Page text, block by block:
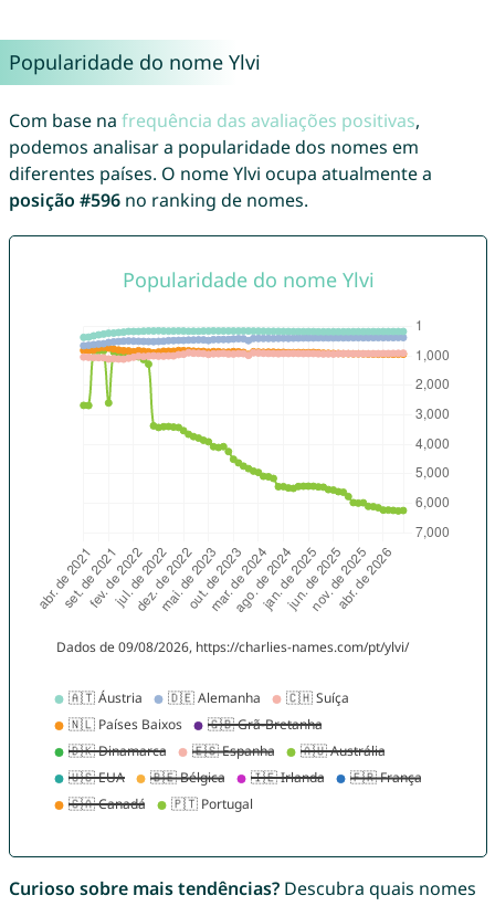
Popularidade do nome Ylvi
Com base na frequência das avaliações positivas,
podemos analisar a popularidade dos nomes em
diferentes países. O nome Ylvi ocupa atualmente a
posição #596no ranking de nomes.
Curioso sobre mais tendências?Descubra quais nomes